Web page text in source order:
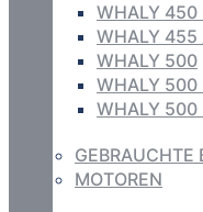
WHALY 450
WHALY 455
WHALY 500
WHALY 500
WHALY 500
GEBRAUCHTE
MOTOREN